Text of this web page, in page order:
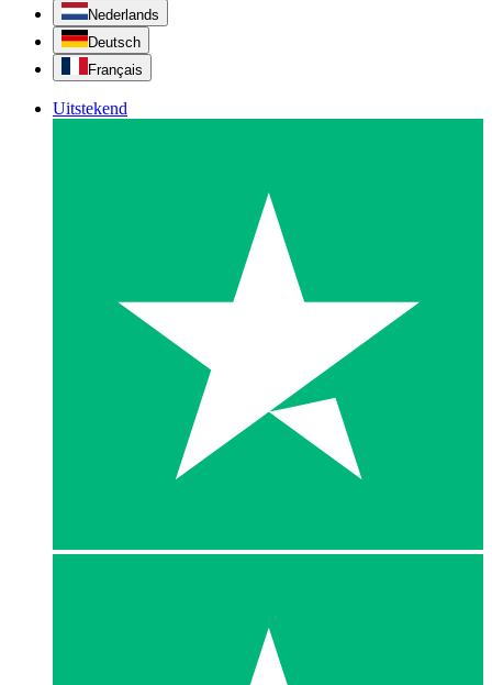
Nederlands
Deutsch
Français
Uitstekend